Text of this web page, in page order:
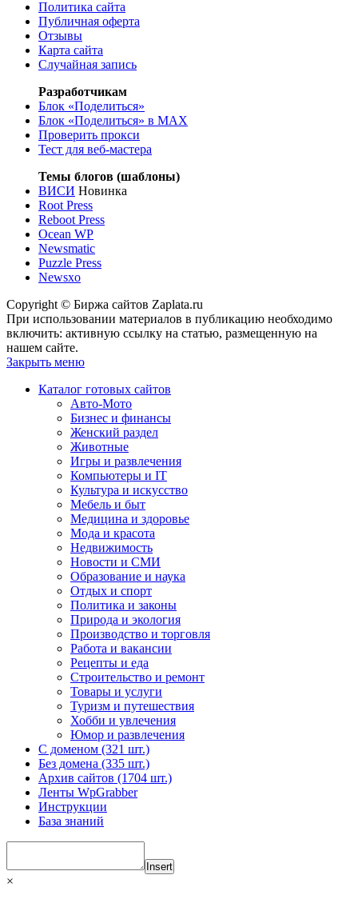
Политика сайта
Публичная оферта
Отзывы
Карта сайта
Случайная запись
Разработчикам
Блок «Поделиться»
Блок «Поделиться» в MAX
Проверить прокси
Тест для веб-мастера
Темы блогов (шаблоны)
ВИСИ Новинка
Root Press
Reboot Press
Ocean WP
Newsmatic
Puzzle Press
Newsxo
Copyright © Биржа сайтов Zaplata.ru
При использовании материалов в публикацию необходимо
включить: активную ссылку на статью, размещенную на
нашем сайте.
Закрыть меню
Каталог готовых сайтов
Авто-Мото
Бизнес и финансы
Женский раздел
Животные
Игры и развлечения
Компьютеры и IT
Культура и искусство
Мебель и быт
Медицина и здоровье
Мода и красота
Недвижимость
Новости и СМИ
Образование и наука
Отдых и спорт
Политика и законы
Природа и экология
Производство и торговля
Работа и вакансии
Рецепты и еда
Строительство и ремонт
Товары и услуги
Туризм и путешествия
Хобби и увлечения
Юмор и развлечения
С доменом (321 шт.)
Без домена (335 шт.)
Архив сайтов (1704 шт.)
Ленты WpGrabber
Инструкции
База знаний
Insert
×